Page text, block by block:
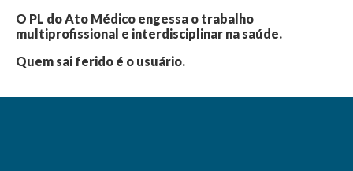
O PL do Ato Médico engessa o trabalho
multiprofissional e interdisciplinar na saúde.
Quem sai ferido é o usuário.